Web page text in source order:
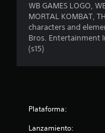
WB GAMES LOGO,
MORTAL KOMBAT,
characters and
Bros. Entertainment
(s15)
Plataforma:
Lanzamiento: